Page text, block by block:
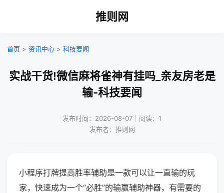
推则网
首页 > 资讯中心 > 科技要闻
实战干货!微信麻将雀神有挂吗_亲友房老是
输-科技要闻
发布时间：2026-08-07｜阅读：1
发布者：推则网
小程序打牌提高胜率辅助是一款可以让一直输的玩
家，快速成为一个“必胜”的输赢辅助神器，有需要的